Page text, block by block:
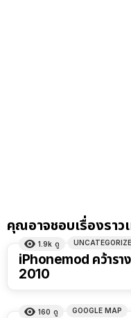
คุณอาจชอบเรื่องราว
1.9k ดู
iPhonemod คว้ารา
2010
160 ดู GOOGLE MAP